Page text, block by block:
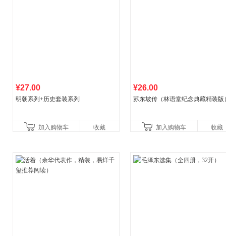
¥27.00
明朝系列+历史套装系列
加入购物车 收藏
¥26.00
苏东坡传（林语堂纪念典藏精装版
加入购物车 收藏